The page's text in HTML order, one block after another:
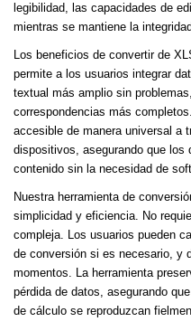
legibilidad, las capacidades de
mientras se mantiene la
Los beneficios de convertir de
permite a los usuarios integrar
textual más amplio sin
correspondencias más
accesible de manera universal a
dispositivos, asegurando que los
contenido sin la necesidad de
Nuestra herramienta de
simplicidad y eficiencia. No
compleja. Los usuarios pueden
de conversión si es necesario, y
momentos. La herramienta
pérdida de datos, asegurando
de cálculo se reproduzcan